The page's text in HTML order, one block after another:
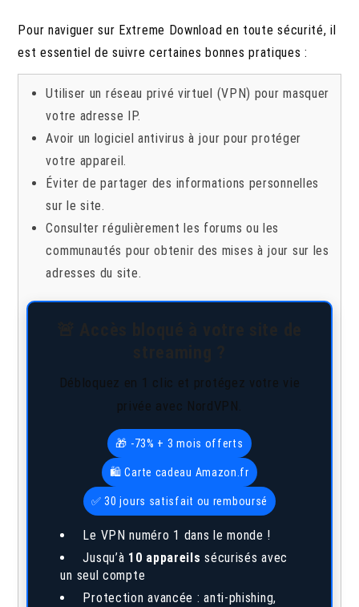
Pour naviguer sur Extreme Download en toute sécurité, il
est essentiel de suivre certaines bonnes pratiques :
Utiliser un réseau privé virtuel (VPN) pour masquer
votre adresse IP.
Avoir un logiciel antivirus à jour pour protéger
votre appareil.
Éviter de partager des informations personnelles
sur le site.
Consulter régulièrement les forums ou les
communautés pour obtenir des mises à jour sur les
adresses du site.
Débloquez en 1 clic et protégez votre vie
privée avec NordVPN.
🎁 -73% + 3 mois offerts
🛍️ Carte cadeau Amazon.fr
✅ 30 jours satisfait ou remboursé
Le VPN numéro 1 dans le monde !
Jusqu’à 10 appareils sécurisés avec
un seul compte
Protection avancée : anti-phishing,